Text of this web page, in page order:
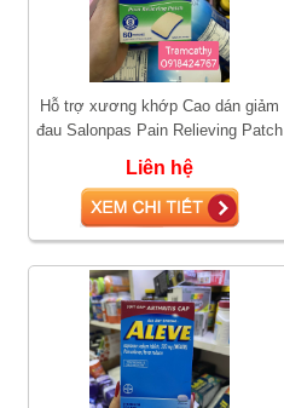
Hỗ trợ xương khớp Cao dán giảm
đau Salonpas Pain Relieving Patch
60 miếng
Liên hệ